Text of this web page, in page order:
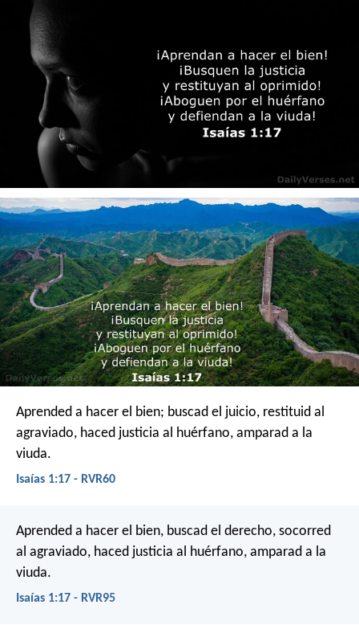
Aprended a hacer el bien; buscad el juicio, restituid al
agraviado, haced justicia al huérfano, amparad a la
viuda.
Isaías 1:17 - RVR60
Aprended a hacer el bien, buscad el derecho, socorred
al agraviado, haced justicia al huérfano, amparad a la
viuda.
Isaías 1:17 - RVR95